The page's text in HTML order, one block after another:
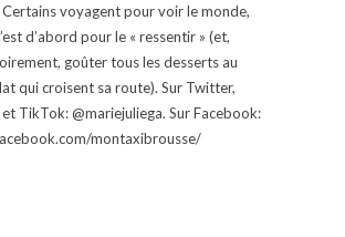
Certains voyagent pour voir le monde,
d’abord pour le « ressentir » (et,
goûter tous les desserts au
qui croisent sa route). Sur Twitter,
TikTok: @mariejuliega. Sur Facebook:
montaxibrousse/